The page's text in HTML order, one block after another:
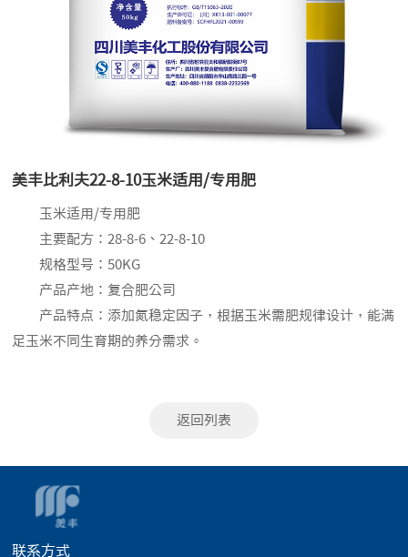
美丰比利夫22-8-10玉米适用/专用肥
玉米适用/专用肥
主要配方：28-8-6、22-8-10
规格型号：50KG
产品产地：复合肥公司
产品特点：添加氮稳定因子，根据玉米需肥规律设计，能满
足玉米不同生育期的养分需求。
返回列表
联系方式